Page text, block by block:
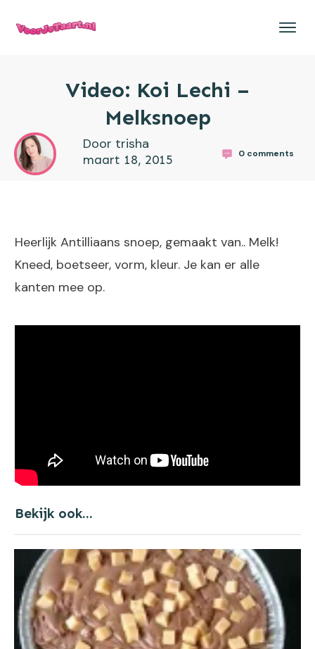
Video: Koi Lechi –
Melksnoep
Door trisha
maart 18, 2015 0comments
Heerlijk Antilliaans snoep, gemaakt van.. Melk!
Kneed, boetseer, vorm, kleur. Je kan er alle
kanten mee op.
Bekijk ook...